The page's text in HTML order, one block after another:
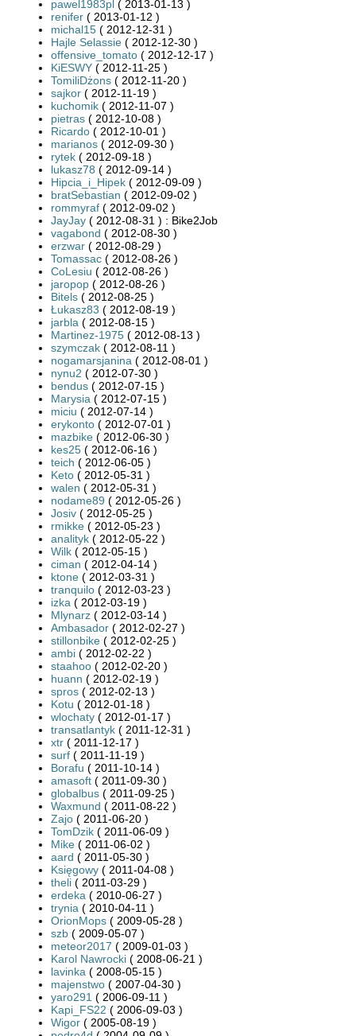
pawel1983pl ( 2013-01-13 )
renifer ( 2013-01-12 )
michal15 ( 2012-12-31 )
Hajle Selassie ( 2012-12-30 )
offensive_tomato ( 2012-12-17 )
KiESWY ( 2012-11-25 )
TomiliDżons ( 2012-11-20 )
sajkor ( 2012-11-19 )
kuchomik ( 2012-11-07 )
pietras ( 2012-10-08 )
Ricardo ( 2012-10-01 )
marianos ( 2012-09-30 )
rytek ( 2012-09-18 )
lukasz78 ( 2012-09-14 )
Hipcia_i_Hipek ( 2012-09-09 )
bratSebastian ( 2012-09-02 )
rommyraf ( 2012-09-02 )
JayJay ( 2012-08-31 ) : Bike2Job
vagabond ( 2012-08-30 )
erzwar ( 2012-08-29 )
Tomassac ( 2012-08-26 )
CoLesiu ( 2012-08-26 )
jaropop ( 2012-08-26 )
Bitels ( 2012-08-25 )
Łukasz83 ( 2012-08-19 )
jarbla ( 2012-08-15 )
Martinez-1975 ( 2012-08-13 )
szymczak ( 2012-08-11 )
nogamarsjanina ( 2012-08-01 )
nynu2 ( 2012-07-30 )
bendus ( 2012-07-15 )
Marysia ( 2012-07-15 )
miciu ( 2012-07-14 )
erykonto ( 2012-07-01 )
mazbike ( 2012-06-30 )
kes25 ( 2012-06-16 )
teich ( 2012-06-05 )
Keto ( 2012-05-31 )
walen ( 2012-05-31 )
nodame89 ( 2012-05-26 )
Josiv ( 2012-05-25 )
rmikke ( 2012-05-23 )
analityk ( 2012-05-22 )
Wilk ( 2012-05-15 )
ciman ( 2012-04-14 )
ktone ( 2012-03-31 )
tranquilo ( 2012-03-23 )
izka ( 2012-03-19 )
Mlynarz ( 2012-03-14 )
Ambasador ( 2012-02-27 )
stillonbike ( 2012-02-25 )
ambi ( 2012-02-22 )
staahoo ( 2012-02-20 )
huann ( 2012-02-19 )
spros ( 2012-02-13 )
Kotu ( 2012-01-18 )
wlochaty ( 2012-01-17 )
transatlantyk ( 2011-12-31 )
xtr ( 2011-12-17 )
surf ( 2011-11-19 )
Borafu ( 2011-10-14 )
amasoft ( 2011-09-30 )
globalbus ( 2011-09-25 )
Waxmund ( 2011-08-22 )
Zajo ( 2011-06-20 )
TomDzik ( 2011-06-09 )
Mike ( 2011-06-02 )
aard ( 2011-05-30 )
Księgowy ( 2011-04-08 )
theli ( 2011-03-29 )
erdeka ( 2010-06-27 )
trynia ( 2010-04-11 )
OrionMops ( 2009-05-28 )
szb ( 2009-05-07 )
meteor2017 ( 2009-01-03 )
Karol Nawrocki ( 2008-06-21 )
lavinka ( 2008-05-15 )
majenstwo ( 2007-04-30 )
yaro291 ( 2006-09-11 )
Kapi_FS22 ( 2006-09-03 )
Wigor ( 2005-08-19 )